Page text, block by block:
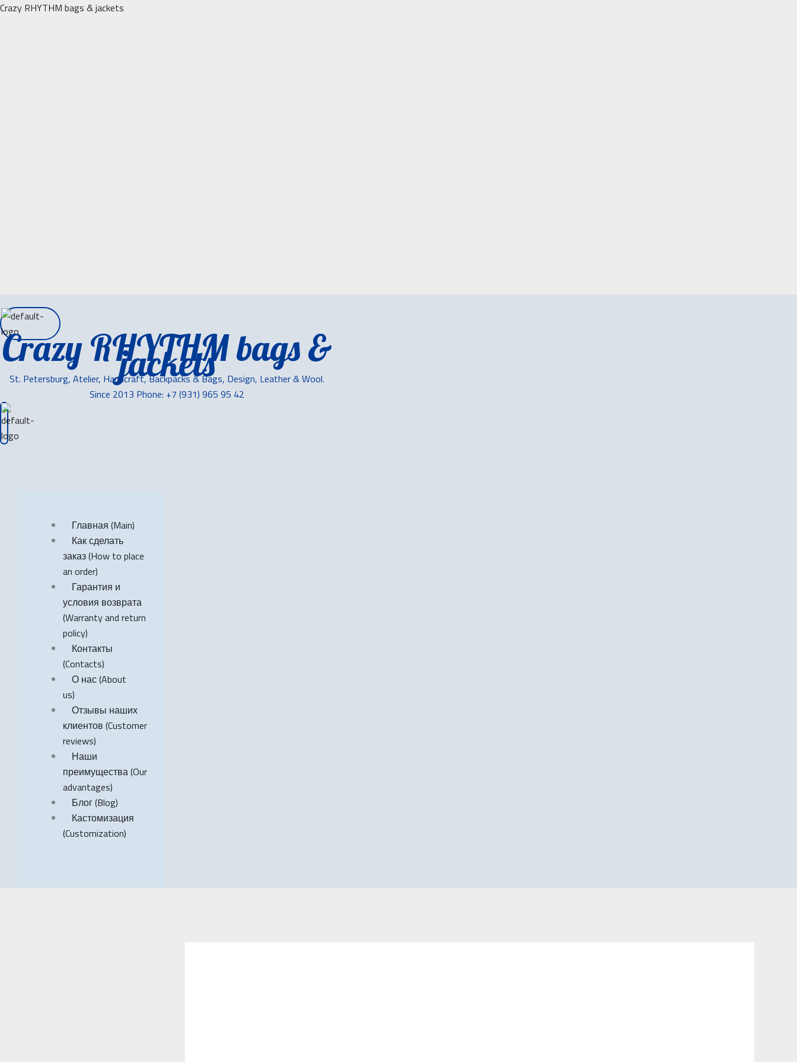
Перейти
Crazy RHYTHM bags & jackets
Crazy RHYTHM bags &
jackets
St. Petersburg, Atelier, Handcraft, Backpacks & Bags, Design, Leather & Wool.
Since 2013 Phone: +7 (931) 965 95 42
Главная (Main)
Как сделать
заказ (How to place
an order)
Гарантия и
условия возврата
(Warranty and return
policy)
Контакты
(Contacts)
О нас (About
us)
Отзывы наших
клиентов (Customer
reviews)
Наши
преимущества (Our
advantages)
Блог (Blog)
Кастомизация
(Customization)